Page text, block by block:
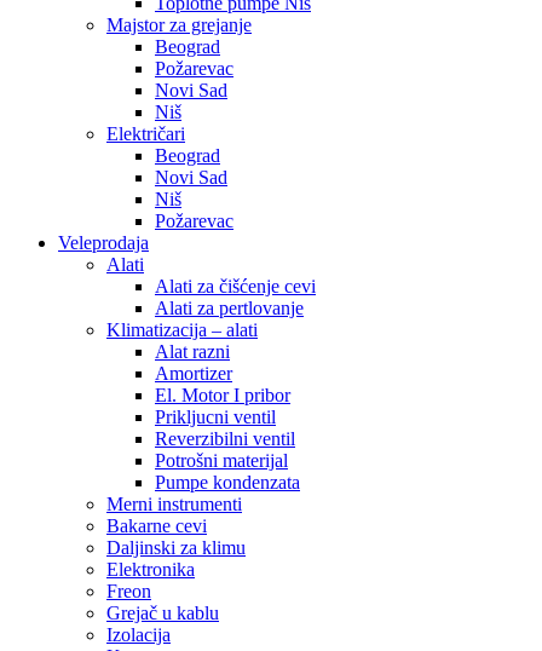
Majstor za grejanje
Beograd
Požarevac
Novi Sad
Niš
Električari
Beograd
Novi Sad
Niš
Požarevac
Veleprodaja
Alati
Alati za čišćenje cevi
Alati za pertlovanje
Klimatizacija – alati
Alat razni
Amortizer
El. Motor I pribor
Prikljucni ventil
Reverzibilni ventil
Potrošni materijal
Pumpe kondenzata
Merni instrumenti
Bakarne cevi
Daljinski za klimu
Elektronika
Freon
Grejač u kablu
Izolacija